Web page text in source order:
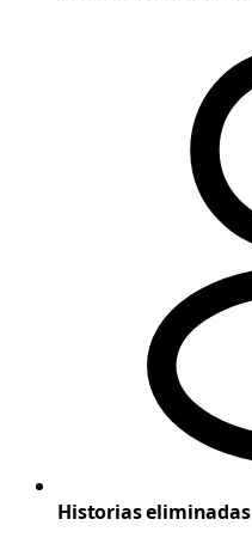
Historias eliminadas